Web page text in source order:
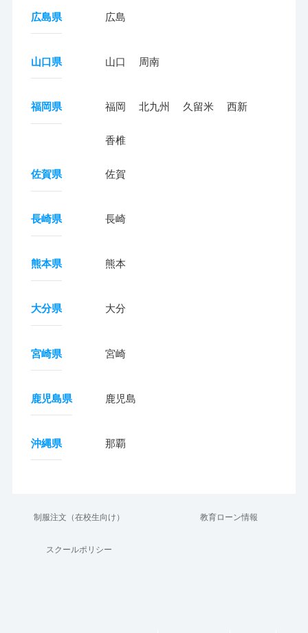
広島県 広島
山口県 山口 周南
福岡県 福岡 北九州 久留米 西新
香椎
佐賀県 佐賀
長崎県 長崎
熊本県 熊本
大分県 大分
宮崎県 宮崎
鹿児島県 鹿児島
沖縄県 那覇
制服注文（在校生向け） 教育ローン情報
スクールポリシー